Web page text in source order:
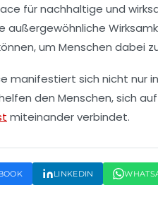
fürnachhaltige und
außergewöhnliche
um Menschen dabei
manifestiert sich nicht nur
den Menschen, sich
miteinander verbindet.
LINKEDIN